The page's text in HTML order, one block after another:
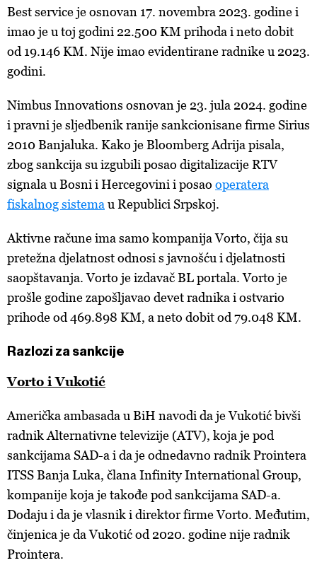
Best service je osnovan 17. novembra 2023. godine i
imao je u toj godini 22.500 KM prihoda i neto dobit
od 19.146 KM. Nije imao evidentirane radnike u 2023.
godini.
Nimbus Innovations osnovan je 23. jula 2024. godine
i pravni je sljedbenik ranije sankcionisane firme Sirius
2010 Banjaluka. Kako je Bloomberg Adrija pisala,
zbog sankcija su izgubili posao digitalizacije RTV
signala u Bosni i Hercegovini i posao operatera
fiskalnog sistema u Republici Srpskoj.
Aktivne račune ima samo kompanija Vorto, čija su
pretežna djelatnost odnosi s javnošću i djelatnosti
saopštavanja. Vorto je izdavač BL portala. Vorto je
prošle godine zapošljavao devet radnika i ostvario
prihode od 469.898 KM, a neto dobit od 79.048 KM.
Razlozi za sankcije
Vorto i Vukotić
Američka ambasada u BiH navodi da je Vukotić bivši
radnik Alternativne televizije (ATV), koja je pod
sankcijama SAD-a i da je odnedavno radnik Prointera
ITSS Banja Luka, člana Infinity International Group,
kompanije koja je takođe pod sankcijama SAD-a.
Dodaju i da je vlasnik i direktor firme Vorto. Međutim,
činjenica je da Vukotić od 2020. godine nije radnik
Prointera.